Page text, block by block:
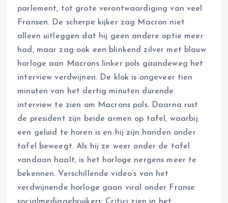
parlement, tot grote verontwaardiging van veel
Fransen. De scherpe kijker zag Macron niet
alleen uitleggen dat hij geen andere optie meer
had, maar zag ook een blinkend zilver met blauw
horloge aan Macrons linker pols gaandeweg het
interview verdwijnen. De klok is ongeveer tien
minuten van het dertig minuten durende
interview te zien om Macrons pols. Daarna rust
de president zijn beide armen op tafel, waarbij
een geluid te horen is en hij zijn handen onder
tafel beweegt. Als hij ze weer onder de tafel
vandaan haalt, is het horloge nergens meer te
bekennen. Verschillende video’s van het
verdwijnende horloge gaan viral onder Franse